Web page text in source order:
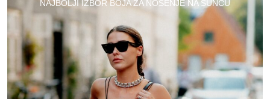
NAJBOLJI IZBOR BOJA ZA NOŠENJE NA SUNCU